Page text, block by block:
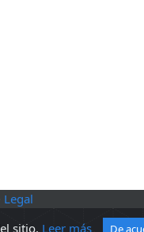
sitio. Leer más De
Legal